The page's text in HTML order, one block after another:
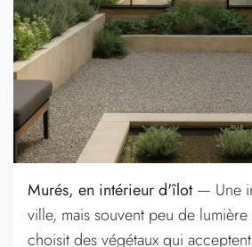
Murés, en intérieur d'îlot— Une
ville, mais souvent peu de
choisit des végétaux qui